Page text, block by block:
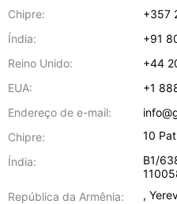
Chipre:
+357
Índia:
+91
Reino Unido:
+44
EUA:
+1
Endereço de e-mail:
Chipre:
10
Índia:
B1/
República da Armênia:
,